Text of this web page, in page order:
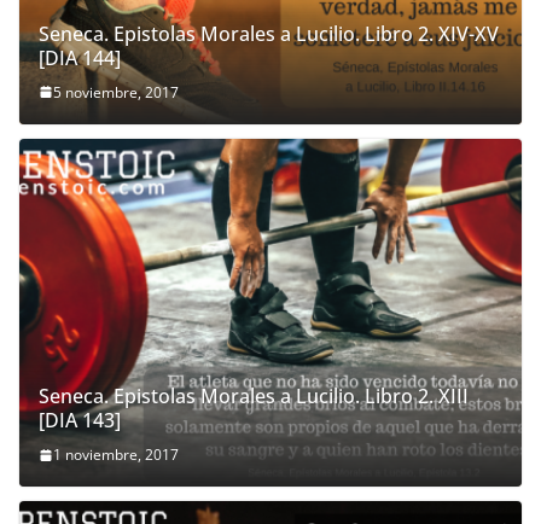
Seneca. Epistolas Morales a Lucilio. Libro 2. XIV-XV
[DIA 144]
5 noviembre, 2017
Seneca. Epistolas Morales a Lucilio. Libro 2. XIII
[DIA 143]
1 noviembre, 2017